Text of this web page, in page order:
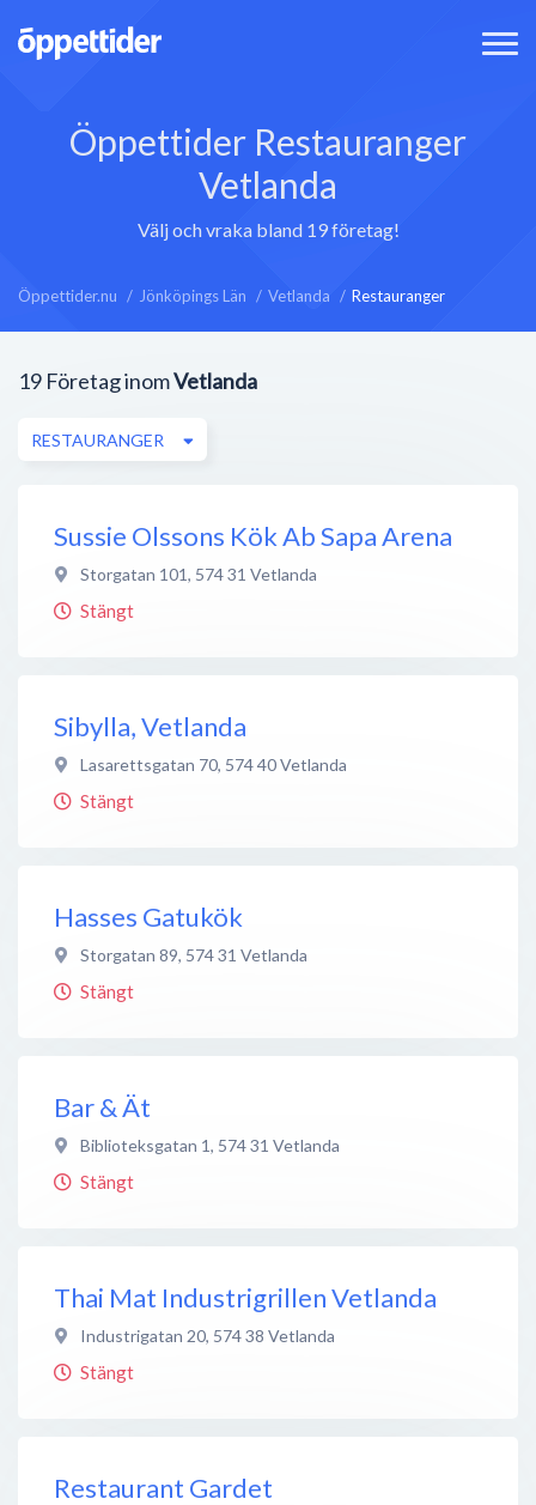
Öppettider Restauranger
Vetlanda
Välj och vraka bland 19 företag!
Öppettider.nu Jönköpings Län Vetlanda Restauranger
19 Företag inomVetlanda
RESTAURANGER
Sussie Olssons Kök Ab Sapa Arena
Storgatan 101, 574 31 Vetlanda
Stängt
Sibylla, Vetlanda
Lasarettsgatan 70, 574 40Vetlanda
Stängt
Hasses Gatukök
Storgatan 89, 574 31 Vetlanda
Stängt
Bar & Ät
Biblioteksgatan 1, 574 31 Vetlanda
Stängt
Thai Mat Industrigrillen Vetlanda
Industrigatan 20, 574 38 Vetlanda
Stängt
Restaurant Gardet